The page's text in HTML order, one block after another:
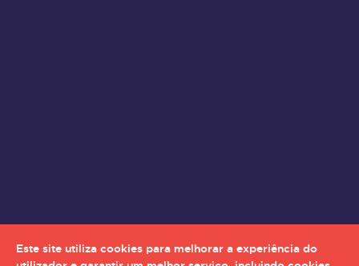
Este site utiliza cookies para melhorar a experiência do